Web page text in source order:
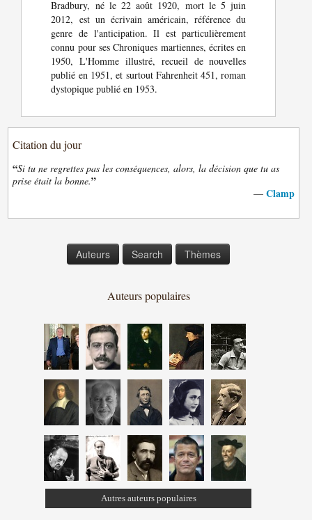
Bradbury, né le 22 août 1920, mort le 5 juin
2012, est un écrivain américain, référence du
genre de l'anticipation. Il est particulièrement
connu pour ses Chroniques martiennes, écrites en
1950, L'Homme illustré, recueil de nouvelles
publié en 1951, et surtout Fahrenheit 451, roman
dystopique publié en 1953.
Citation du jour
“Si tu ne regrettes pas les conséquences, alors, la décision que tu as
prise était la bonne.”
— Clamp
Auteurs Search Thèmes
Auteurs populaires
Autres auteurs populaires